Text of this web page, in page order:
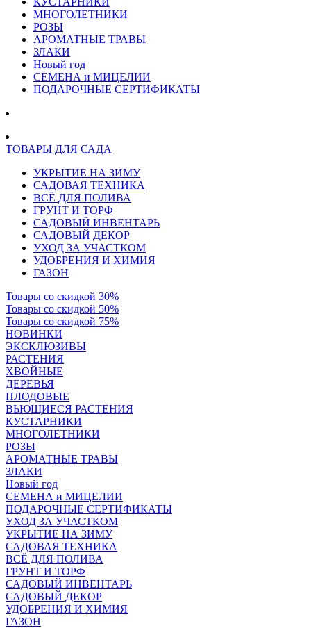
МНОГОЛЕТНИКИ
РОЗЫ
АРОМАТНЫЕ ТРАВЫ
ЗЛАКИ
Новый год
СЕМЕНА и МИЦЕЛИИ
ПОДАРОЧНЫЕ СЕРТИФИКАТЫ
ТОВАРЫ ДЛЯ САДА
УКРЫТИЕ НА ЗИМУ
САДОВАЯ ТЕХНИКА
ВСЁ ДЛЯ ПОЛИВА
ГРУНТ И ТОРФ
САДОВЫЙ ИНВЕНТАРЬ
САДОВЫЙ ДЕКОР
УХОД ЗА УЧАСТКОМ
УДОБРЕНИЯ И ХИМИЯ
ГАЗОН
Товары со скидкой 30%
Товары со скидкой 50%
Товары со скидкой 75%
НОВИНКИ
ЭКСКЛЮЗИВЫ
РАСТЕНИЯ
ХВОЙНЫЕ
ДЕРЕВЬЯ
ПЛОДОВЫЕ
ВЬЮЩИЕСЯ РАСТЕНИЯ
КУСТАРНИКИ
МНОГОЛЕТНИКИ
РОЗЫ
АРОМАТНЫЕ ТРАВЫ
ЗЛАКИ
Новый год
СЕМЕНА и МИЦЕЛИИ
ПОДАРОЧНЫЕ СЕРТИФИКАТЫ
УХОД ЗА УЧАСТКОМ
УКРЫТИЕ НА ЗИМУ
САДОВАЯ ТЕХНИКА
ВСЁ ДЛЯ ПОЛИВА
ГРУНТ И ТОРФ
САДОВЫЙ ИНВЕНТАРЬ
САДОВЫЙ ДЕКОР
УДОБРЕНИЯ И ХИМИЯ
ГАЗОН